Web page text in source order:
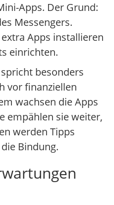
Apps. Der Grund:
Messengers.
Apps installieren
einrichten.
besonders
vor finanziellen
wachsen die Apps
empählen sie weiter,
werden Tipps
Bindung.